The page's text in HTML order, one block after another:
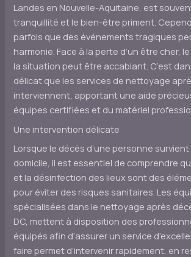
Landes en Nouvelle-Aquitaine, est
tranquillité et le bien-être priment.
parfois que des événements tragiques
harmonie. Face à la perte d’un être cher,
la situation peut être accablant. C’est
délicat que les services de nettoyage
interviennent, apportant une aide
équipes certifiées et du matériel
Une intervention délicate
Lorsque le décès d’une personne
domicile, il est essentiel de comprendre
et la désinfection des lieux sont des
pour éviter des risques sanitaires. Les
spécialisées dans le nettoyage après
DC, mettent à disposition des
équipés afin d’assurer un service
faire permet d’intervenir rapidement, en